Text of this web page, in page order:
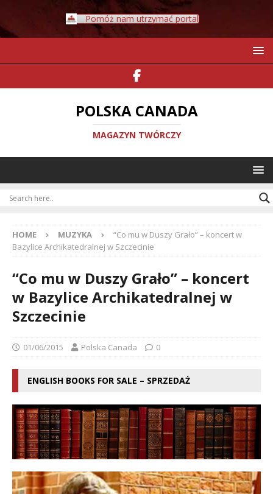
Pomóż nam utrzymać portal
POLSKA CANADA
MAGAZYN TWÓRCZY
HOME MUZYKA
“Co mu w Duszy Grało” – koncert w
Bazylice Archikatedralnej w Szczecinie
“Co mu w Duszy Grało” – koncert
w Bazylice Archikatedralnej w
Szczecinie
01/06/2015 Polska Canada 0
ENGLISH BOOKS FOR SALE – SPRZEDAŻ